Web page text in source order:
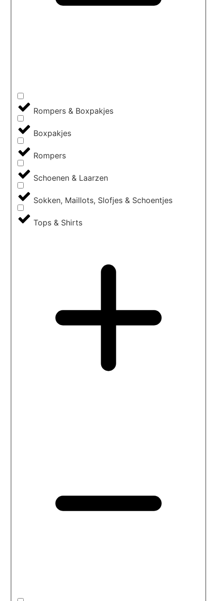
Rompers & Boxpakjes
Boxpakjes
Rompers
Schoenen & Laarzen
Sokken, Maillots, Slofjes & Schoentjes
Tops & Shirts